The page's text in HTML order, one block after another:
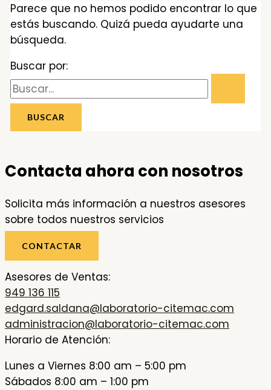
Parece que no hemos podido encontrar lo que
estás buscando. Quizá pueda ayudarte una
búsqueda.
Buscar por:
Contacta ahora con nosotros
Solicita más información a nuestros asesores
sobre todos nuestros servicios
CONTACTAR
Asesores de Ventas:
949 136 115
edgard.saldana@laboratorio-citemac.com
administracion@laboratorio-citemac.com
Horario de Atención:
Lunes a Viernes 8:00 am – 5:00 pm
Sábados 8:00 am – 1:00 pm